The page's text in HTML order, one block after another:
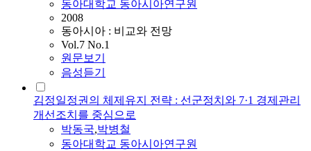
동아대학교 동아시아연구원
2008
동아시아 : 비교와 전망
Vol.7 No.1
원문보기
음성듣기
김정일정권의 체제유지 전략 : 선군정치와 7·1 경제관리
개선조치를 중심으로
박동국,박병철
동아대학교 동아시아연구원